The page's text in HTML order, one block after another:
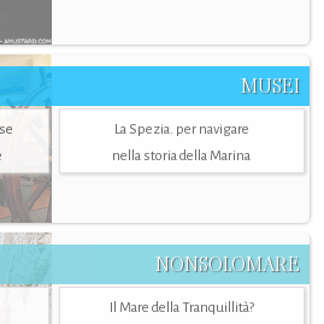
MUSEI
La Spezia. per navigare
nella storia della Marina
NONSOLOMARE
Il Mare della Tranquillità?